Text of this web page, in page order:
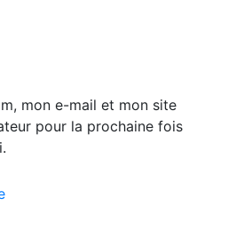
mon e-mail et mon site
pour la prochaine fois